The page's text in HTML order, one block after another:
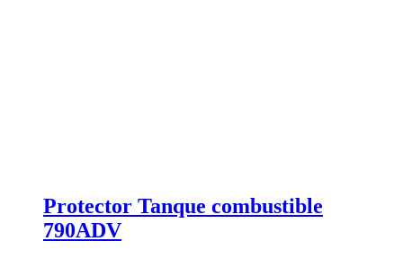
Protector Tanque combustible
790ADV